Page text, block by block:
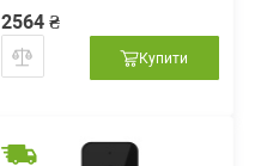
2564 ₴
Купити